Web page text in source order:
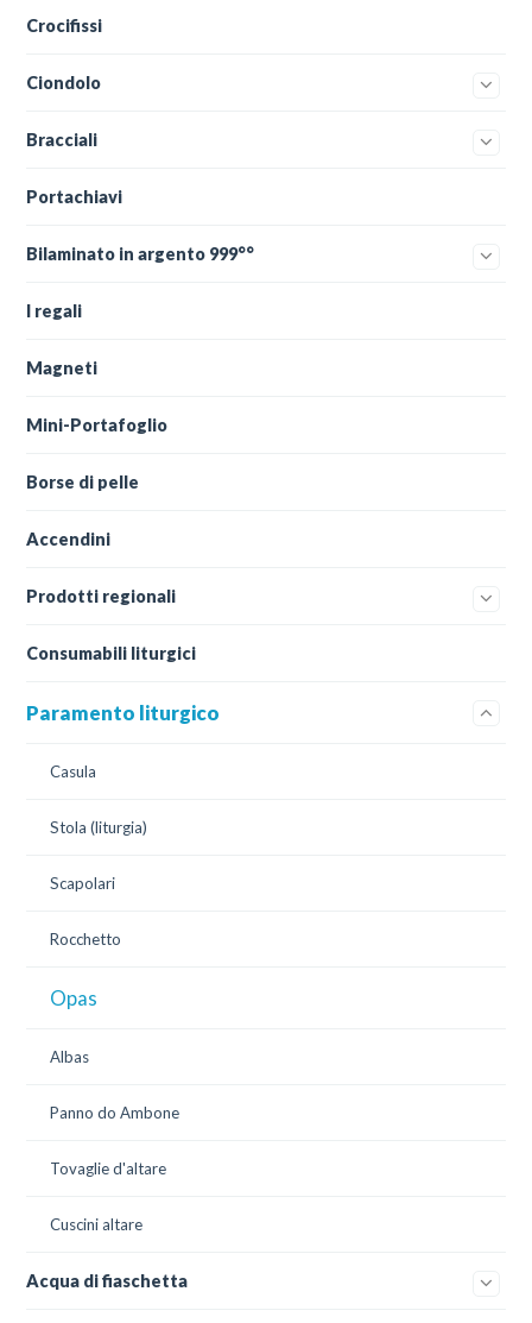
Crocifissi
Ciondolo
Bracciali
Portachiavi
Bilaminato in argento 999°°
I regali
Magneti
Mini-Portafoglio
Borse di pelle
Accendini
Prodotti regionali
Consumabili liturgici
Paramento liturgico
Casula
Stola (liturgia)
Scapolari
Rocchetto
Opas
Albas
Panno do Ambone
Tovaglie d'altare
Cuscini altare
Acqua di fiaschetta